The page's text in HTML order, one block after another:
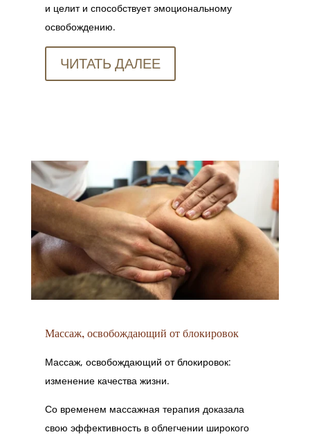
и целит и способствует эмоциональному
освобождению.
ЧИТАТЬ ДАЛЕЕ
Массаж, освобождающий от блокировок
Массаж, освобождающий от блокировок:
изменение качества жизни.
Со временем массажная терапия доказала
свою эффективность в облегчении широкого